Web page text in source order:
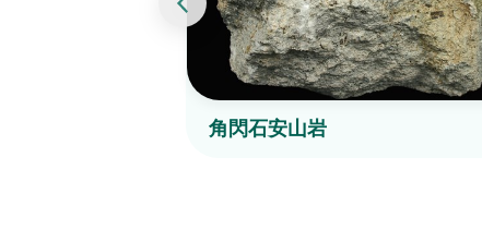
角閃石安山岩